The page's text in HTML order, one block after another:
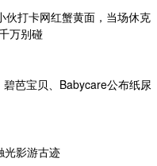
伙打卡网红蟹黄面，当场休克
万别碰
芭宝贝、Babycare公布纸尿
光影游古迹